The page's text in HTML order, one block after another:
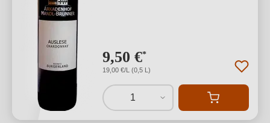
9,50 €*
19,00 €/L (0,5 L)
1